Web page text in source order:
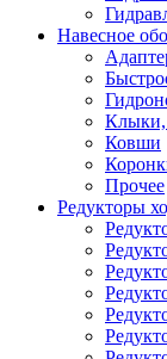
Навесное
Клыки,
Ковши
Прочее
Редукторы